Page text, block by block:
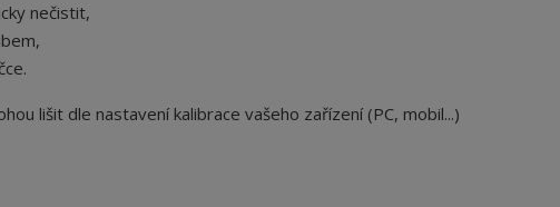
nečistit,
lišit dle nastavení kalibrace vašeho zařízení (PC, mobil...)